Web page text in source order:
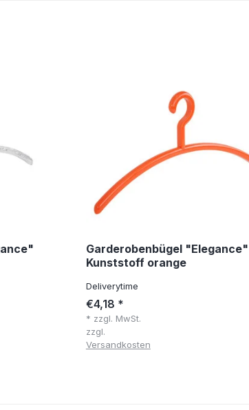
Garderobenbügel "Elegance"
Kunststoff orange
Deliverytime
€4,18 *
* zzgl. MwSt.
zzgl.
Versandkosten